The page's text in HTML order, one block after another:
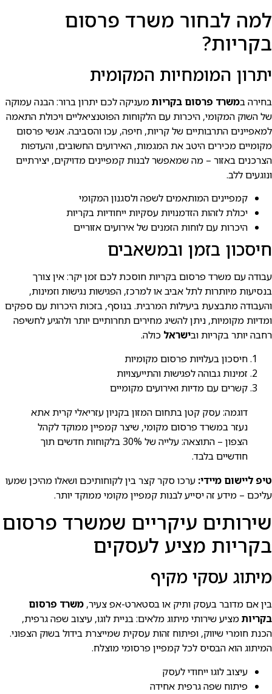
למה לבחור משרד פרסום
בקריות?
יתרון המומחיות המקומית
בחירה במשרד פרסום בקריותמעניקה לכם יתרון ברור: הבנה עמוקה
של השוק המקומי, היכרות עם הלקוחות הפוטנציאליים ויכולת התאמה
למאפיינים התרבותיים של קריות, חיפה, עכו והסביבה. אנשי פרסום
מקומיים מכירים היטב את המגמות, האירועים החשובים, והעדפות
הצרכנים באזור – מה שמאפשר לבנות קמפיינים מדויקים, יצירתיים
ונוגעים ללב.
קמפיינים המותאמים לשפה ולסגנון המקומי
יכולת לזהות הזדמנויות עסקיות ייחודיות בקריות
היכרות עם לוחות הזמנים של אירועים אזוריים
חיסכון בזמן ובמשאבים
עבודה עם משרד פרסום בקריות חוסכת לכם זמן יקר: אין צורך
בנסיעות מיותרות לתל אביב או למרכז, הפגישות נגישות וזמינות,
והעבודה מתבצעת ביעילות המרבית. בנוסף, בזכות היכרות עם ספקים
ומדיות מקומיות, ניתן להשיג מחירים תחרותיים יותר ולהגיע לחשיפה
רחבה יותר בקריות ובישראל כולה.
חיסכון בעלויות פרסום מקומיות
זמינות גבוהה לפגישות והתייעצויות
קשרים עם מדיות ואירועים מקומיים
דוגמה: עסק קטן בתחום המזון בקניון עזריאלי קרית אתא
נעזר במשרד פרסום מקומי, שיצר קמפיין ממוקד לקהל
הצפון – התוצאה: עלייה של 30% בלקוחות חדשים תוך
חודשיים בלבד.
טיפ ליישום מיידי: ערכו סקר קצר בין לקוחותיכם ושאלו מהיכן שמעו
עליכם – מידע זה יסייע לבנות קמפיין מקומי ממוקד יותר.
שירותים עיקריים שמשרד פרסום
בקריות מציע לעסקים
מיתוג עסקי מקיף
בין אם מדובר בעסק ותיק או בסטארט-אפ צעיר, משרד פרסום
בקריותמציע שירותי מיתוג מלאים: בניית לוגו, עיצוב שפה גרפית,
הכנת חומרי שיווק, ופיתוח זהות עסקית שמייצרת בידול בשוק הצפוני.
המיתוג הוא הבסיס לכל קמפיין פרסומי מוצלח.
עיצוב לוגו ייחודי לעסק
פיתוח שפה גרפית אחידה